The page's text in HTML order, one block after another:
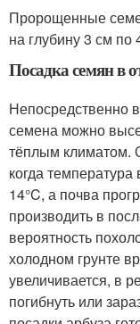
Пророщенные
на глубину 3 см
Посадка семян в
Непосредственно
семена можно
тёплым климатом.
когда
14°C, а почва
производить в
вероятность
холодном грунте
увеличивается, в
погибнуть или